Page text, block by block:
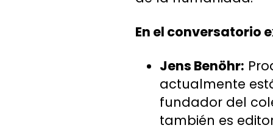
En el conversatorio
Jens Benöhr:
actualmente
fundador del
también es